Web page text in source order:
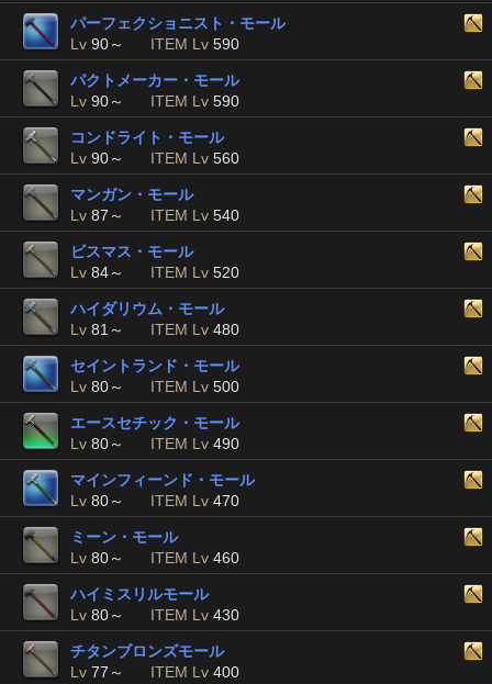
パーフェクショニスト・モール
Lv 90～ ITEM Lv 590
パクトメーカー・モール
Lv 90～ ITEM Lv 590
コンドライト・モール
Lv 90～ ITEM Lv 560
マンガン・モール
Lv 87～ ITEM Lv 540
ビスマス・モール
Lv 84～ ITEM Lv 520
ハイダリウム・モール
Lv 81～ ITEM Lv 480
セイントランド・モール
Lv 80～ ITEM Lv 500
エースセチック・モール
Lv 80～ ITEM Lv 490
マインフィーンド・モール
Lv 80～ ITEM Lv 470
ミーン・モール
Lv 80～ ITEM Lv 460
ハイミスリルモール
Lv 80～ ITEM Lv 430
チタンブロンズモール
Lv 77～ ITEM Lv 400